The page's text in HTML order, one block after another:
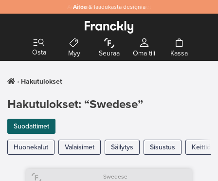
Aitoa & laadukasta designia
Osta Myy Seuraa Oma tili Kassa
Hakutulokset
Hakutulokset: “Swedese”
Suodattimet
Huonekalut Valaisimet Säilytys Sisustus Keittiö
Swedese